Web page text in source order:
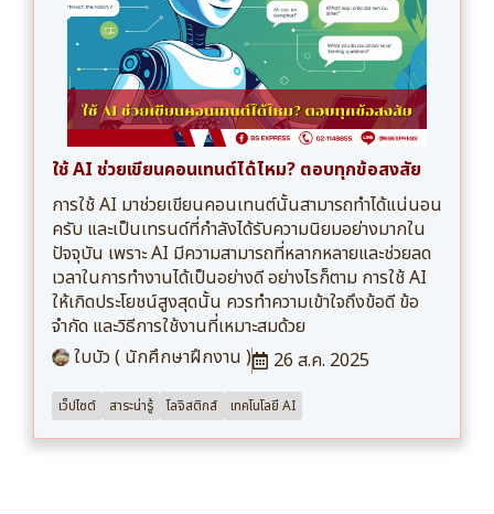
ใช้ AI ช่วยเขียนคอนเทนต์ได้ไหม? ตอบทุกข้อสงสัย
การใช้ AI มาช่วยเขียนคอนเทนต์นั้นสามารถทำได้แน่นอน
ครับ และเป็นเทรนด์ที่กำลังได้รับความนิยมอย่างมากใน
ปัจจุบัน เพราะ AI มีความสามารถที่หลากหลายและช่วยลด
เวลาในการทำงานได้เป็นอย่างดี อย่างไรก็ตาม การใช้ AI
ให้เกิดประโยชน์สูงสุดนั้น ควรทำความเข้าใจถึงข้อดี ข้อ
จำกัด และวิธีการใช้งานที่เหมาะสมด้วย
ใบบัว ( นักศึกษาฝึกงาน )
26 ส.ค. 2025
เว็ปไซต์ สาระน่ารู้ โลจิสติกส์ เทคโนโลยี AI